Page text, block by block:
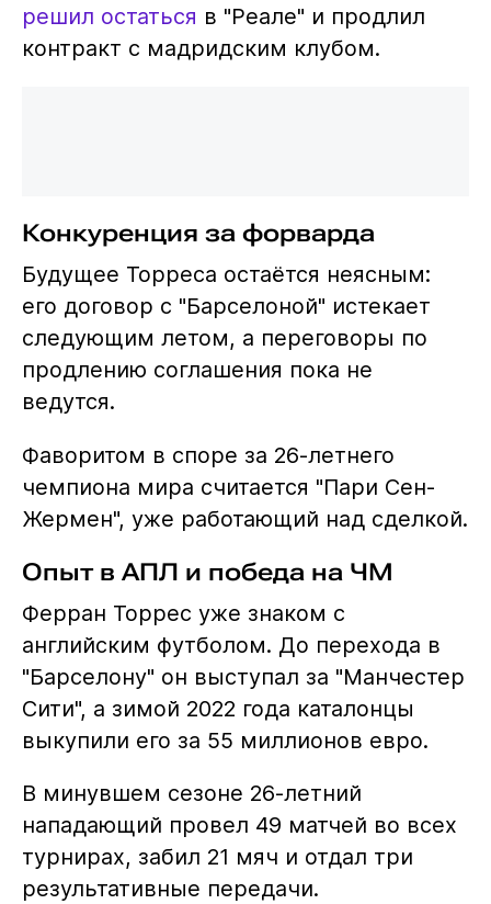
решил остаться в "Реале" и продлил
контракт с мадридским клубом.
Конкуренция за форварда
Будущее Торреса остаётся неясным:
его договор с "Барселоной" истекает
следующим летом, а переговоры по
продлению соглашения пока не
ведутся.
Фаворитом в споре за 26-летнего
чемпиона мира считается "Пари Сен-
Жермен", уже работающий над сделкой.
Опыт в АПЛ и победа на ЧМ
Ферран Торрес уже знаком с
английским футболом. До перехода в
"Барселону" он выступал за "Манчестер
Сити", а зимой 2022 года каталонцы
выкупили его за 55 миллионов евро.
В минувшем сезоне 26-летний
нападающий провел 49 матчей во всех
турнирах, забил 21 мяч и отдал три
результативные передачи.